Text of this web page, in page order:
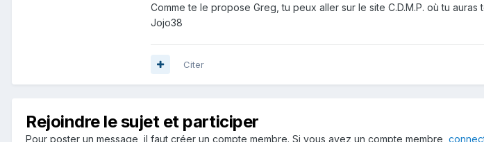
Comme te le propose Greg, tu peux aller sur le site C.D.M.P. où tu
Jojo38
Citer
Rejoindre le sujet et participer
Pour poster un message, il faut créer un compte membre. Si vous avez un compte membre,